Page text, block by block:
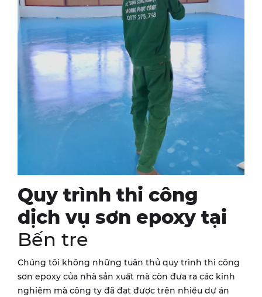
Quy trình thi công
dịch vụ sơn epoxy tại
Bến tre
Chúng tôi không những tuân thủ quy trình thi công
sơn epoxy của nhà sản xuất mà còn đưa ra các kinh
nghiệm mà công ty đã đạt được trên nhiều dự án